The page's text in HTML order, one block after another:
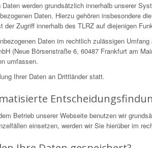
Daten werden grundsätzlich innerhalb unserer
Daten. Hierzu gehören insbesondere
der Zugriff innerhalb des TLRZ auf diejenigen
Daten im rechtlich zulässigen
(Neue Börsenstraße 6, 60487 Frankfurt am
umfassen.
Ihrer Daten an Drittländer statt.
Betrieb unserer Webseite benutzen wir
einsetzen, werden wir Sie hierüber im